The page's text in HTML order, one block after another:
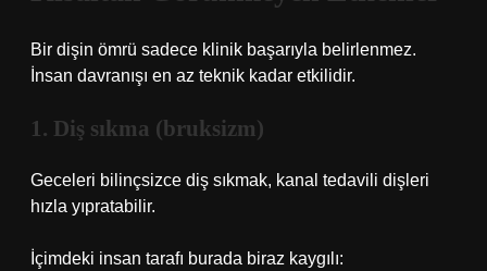
Bir dişin ömrü sadece klinik başarıyla belirlenmez.
İnsan davranışı en az teknik kadar etkilidir.
1. Diş sıkma (bruksizm)
Geceleri bilinçsizce diş sıkmak, kanal tedavili dişleri
hızla yıpratabilir.
İçimdeki insan tarafı burada biraz kaygılı: